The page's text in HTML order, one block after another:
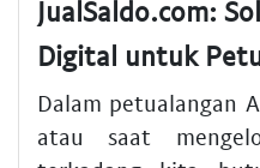
JualSaldo.com:
Digital untuk
Dalam petualangan
atau saat